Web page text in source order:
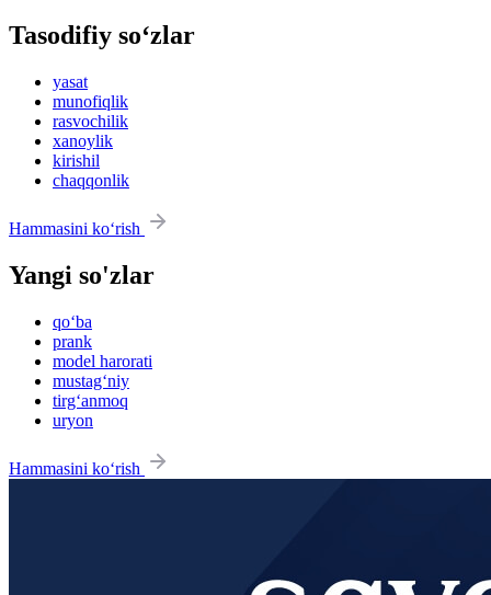
Tasodifiy so‘zlar
yasat
munofiqlik
rasvochilik
xanoylik
kirishil
chaqqonlik
Hammasini ko‘rish
Yangi so'zlar
qo‘ba
prank
model harorati
mustag‘niy
tirg‘anmoq
uryon
Hammasini ko‘rish